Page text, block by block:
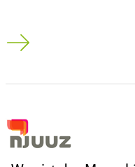
Kindheit in Elberfeld: